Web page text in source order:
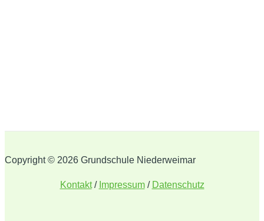
Copyright © 2026 Grundschule Niederweimar
Kontakt/ Impressum/ Datenschutz